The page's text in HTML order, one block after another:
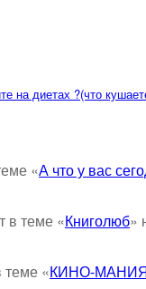
на диетах ?(что
«А что у вас
в теме «Книголюб»
теме «КИНО-